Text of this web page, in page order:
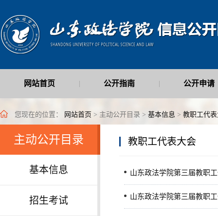
网站首页 公开指南 公开申请
最新公开信息 |
您现在的位置： 网站首页 > 主动公开目录 > 基本信息 > 教职工代
主动公开目录
基本信息
招生考试
教职工代表大会
山东政法学院第三届教职
山东政法学院第三届教职